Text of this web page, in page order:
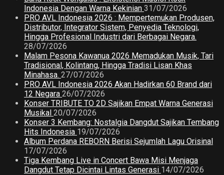
Indonesia Dengan Warna Kekinian 31/07/2026
PRO AVL Indonesia 2026 : Mempertemukan Produsen,
Distributor, Integrator Sistem, Penyedia Teknologi,
Hingga Profesional Industri dari Berbagai Negara.
28/07/2026
Malam Pesona Kawanua 2026 Memadukan Musik, Tari
Tradisional, Kolintang, Hingga Tradisi Lisan Khas
Minahasa. 27/07/2026
PRO AVL Indonesia 2026 Akan Hadirkan 60 Brand dari
12 Negara 26/07/2026
Konser TRIBUTE TO 2D Sajikan Empat Warna Generasi
Musikal 20/07/2026
Konser 3 Kembang: Nostalgia Dangdut Sajikan Tembang
Hits Indonesia 19/07/2026
Album Perdana REBORN Berisi Sejumlah Lagu Orisinal
17/07/2026
Tiga Kembang Live in Concert Bawa Misi Menjaga
Dangdut Tetap Dicintai Lintas Generasi 14/07/2026